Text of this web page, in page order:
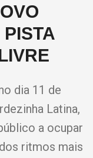
dia 11 de
Latina,
a ocupar
ritmos mais